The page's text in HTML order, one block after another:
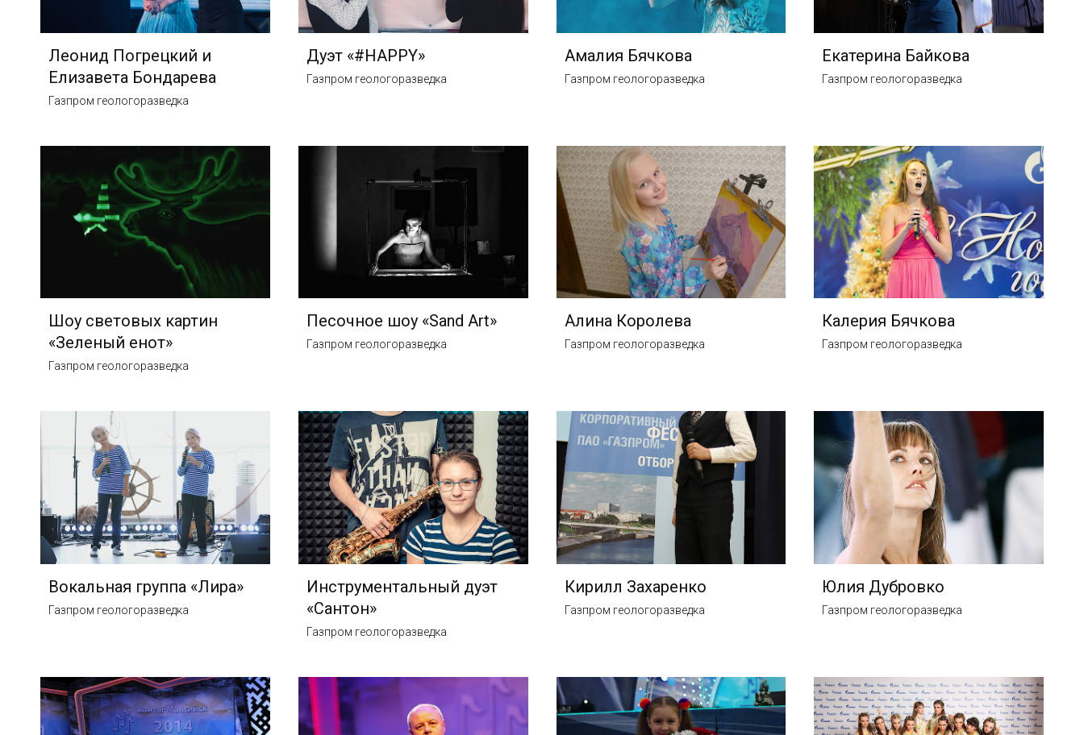
Леонид Погрецкий и
Елизавета Бондарева
Газпром геологоразведка
Дуэт «#HAPPY»
Газпром геологоразведка
Амалия Бячкова
Газпром геологоразведка
Екатерина Байкова
Газпром геологоразведка
Шоу световых картин
«Зеленый енот»
Газпром геологоразведка
Песочное шоу «Sand Art»
Газпром геологоразведка
Алина Королева
Газпром геологоразведка
Калерия Бячкова
Газпром геологоразведка
Вокальная группа «Лира»
Газпром геологоразведка
Инструментальный дуэт
«Сантон»
Газпром геологоразведка
Кирилл Захаренко
Газпром геологоразведка
Юлия Дубровко
Газпром геологоразведка